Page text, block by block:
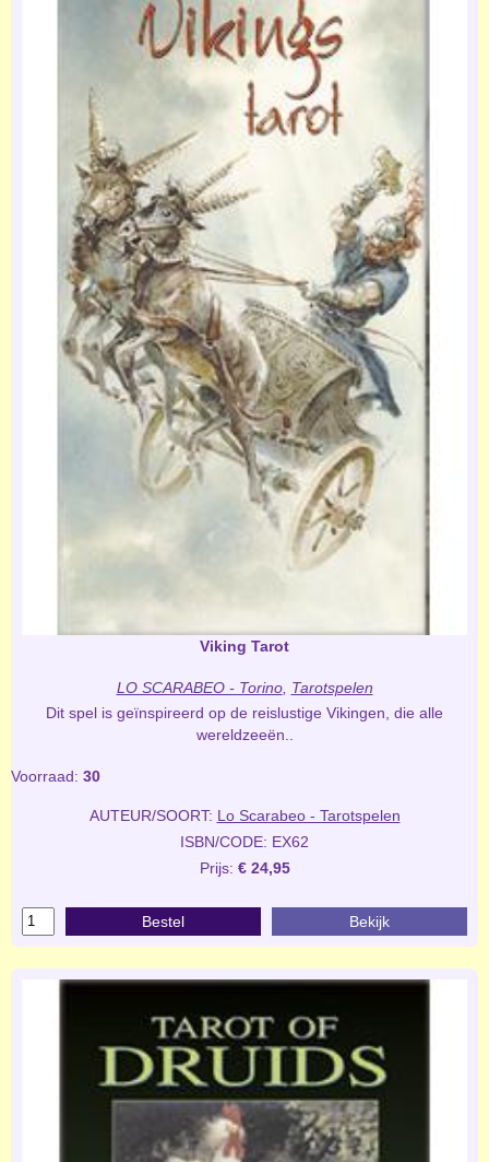
Viking Tarot
LO SCARABEO - Torino, Tarotspelen
Dit spel is geïnspireerd op de reislustige Vikingen, die alle
wereldzeeën..
Voorraad: 30
AUTEUR/SOORT: Lo Scarabeo - Tarotspelen
ISBN/CODE: EX62
Prijs: € 24,95
Bestel Bekijk